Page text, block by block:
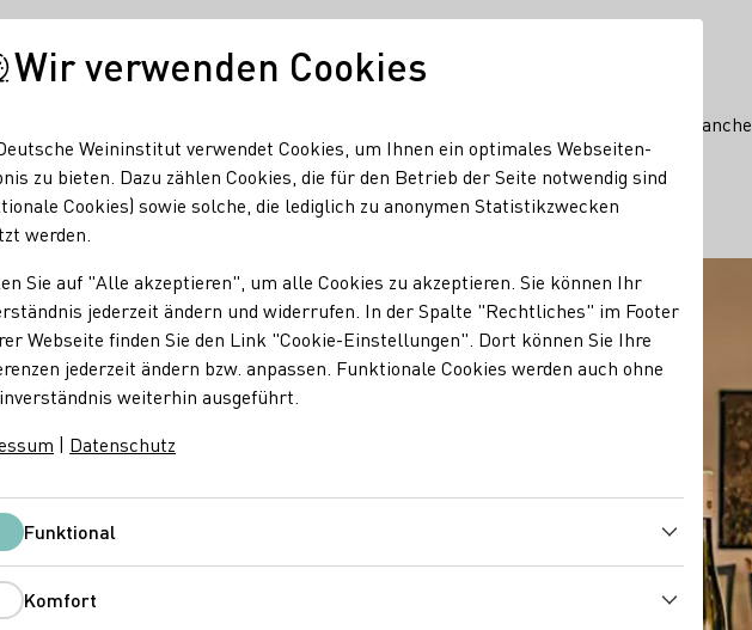
Weinbranche
Wir verwenden Cookies
Weininstitut verwendet Cookies, um Ihnen ein optimales Webseiten-
zu bieten. Dazu zählen Cookies, die für den Betrieb der Seite notwendig sind
Cookies) sowie solche, die lediglich zu anonymen Statistikzwecken
werden.
Sie auf "Alle akzeptieren", um alle Cookies zu akzeptieren. Sie können Ihr
jederzeit ändern und widerrufen. In der Spalte "Rechtliches" im Footer
Webseite finden Sie den Link "Cookie-Einstellungen". Dort können Sie Ihre
jederzeit ändern bzw. anpassen. Funktionale Cookies werden auch ohne
weiterhin ausgeführt.
| Datenschutz
FunktionalFunktional
Komfort